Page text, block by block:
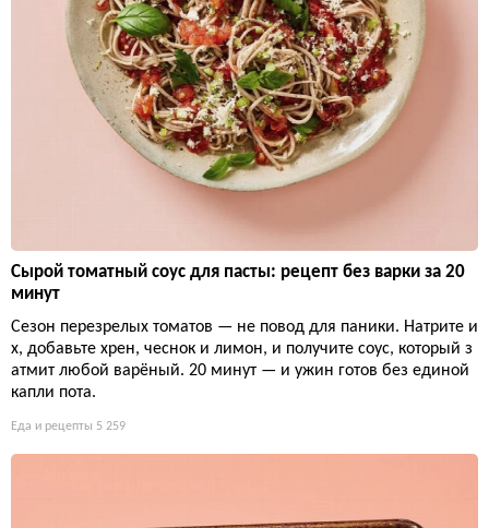
Сырой томатный соус для пасты: рецепт без варки за 20
минут
Сезон перезрелых томатов — не повод для паники. Натрите и
х, добавьте хрен, чеснок и лимон, и получите соус, который з
атмит любой варёный. 20 минут — и ужин готов без единой
капли пота.
Еда и рецепты 5 259